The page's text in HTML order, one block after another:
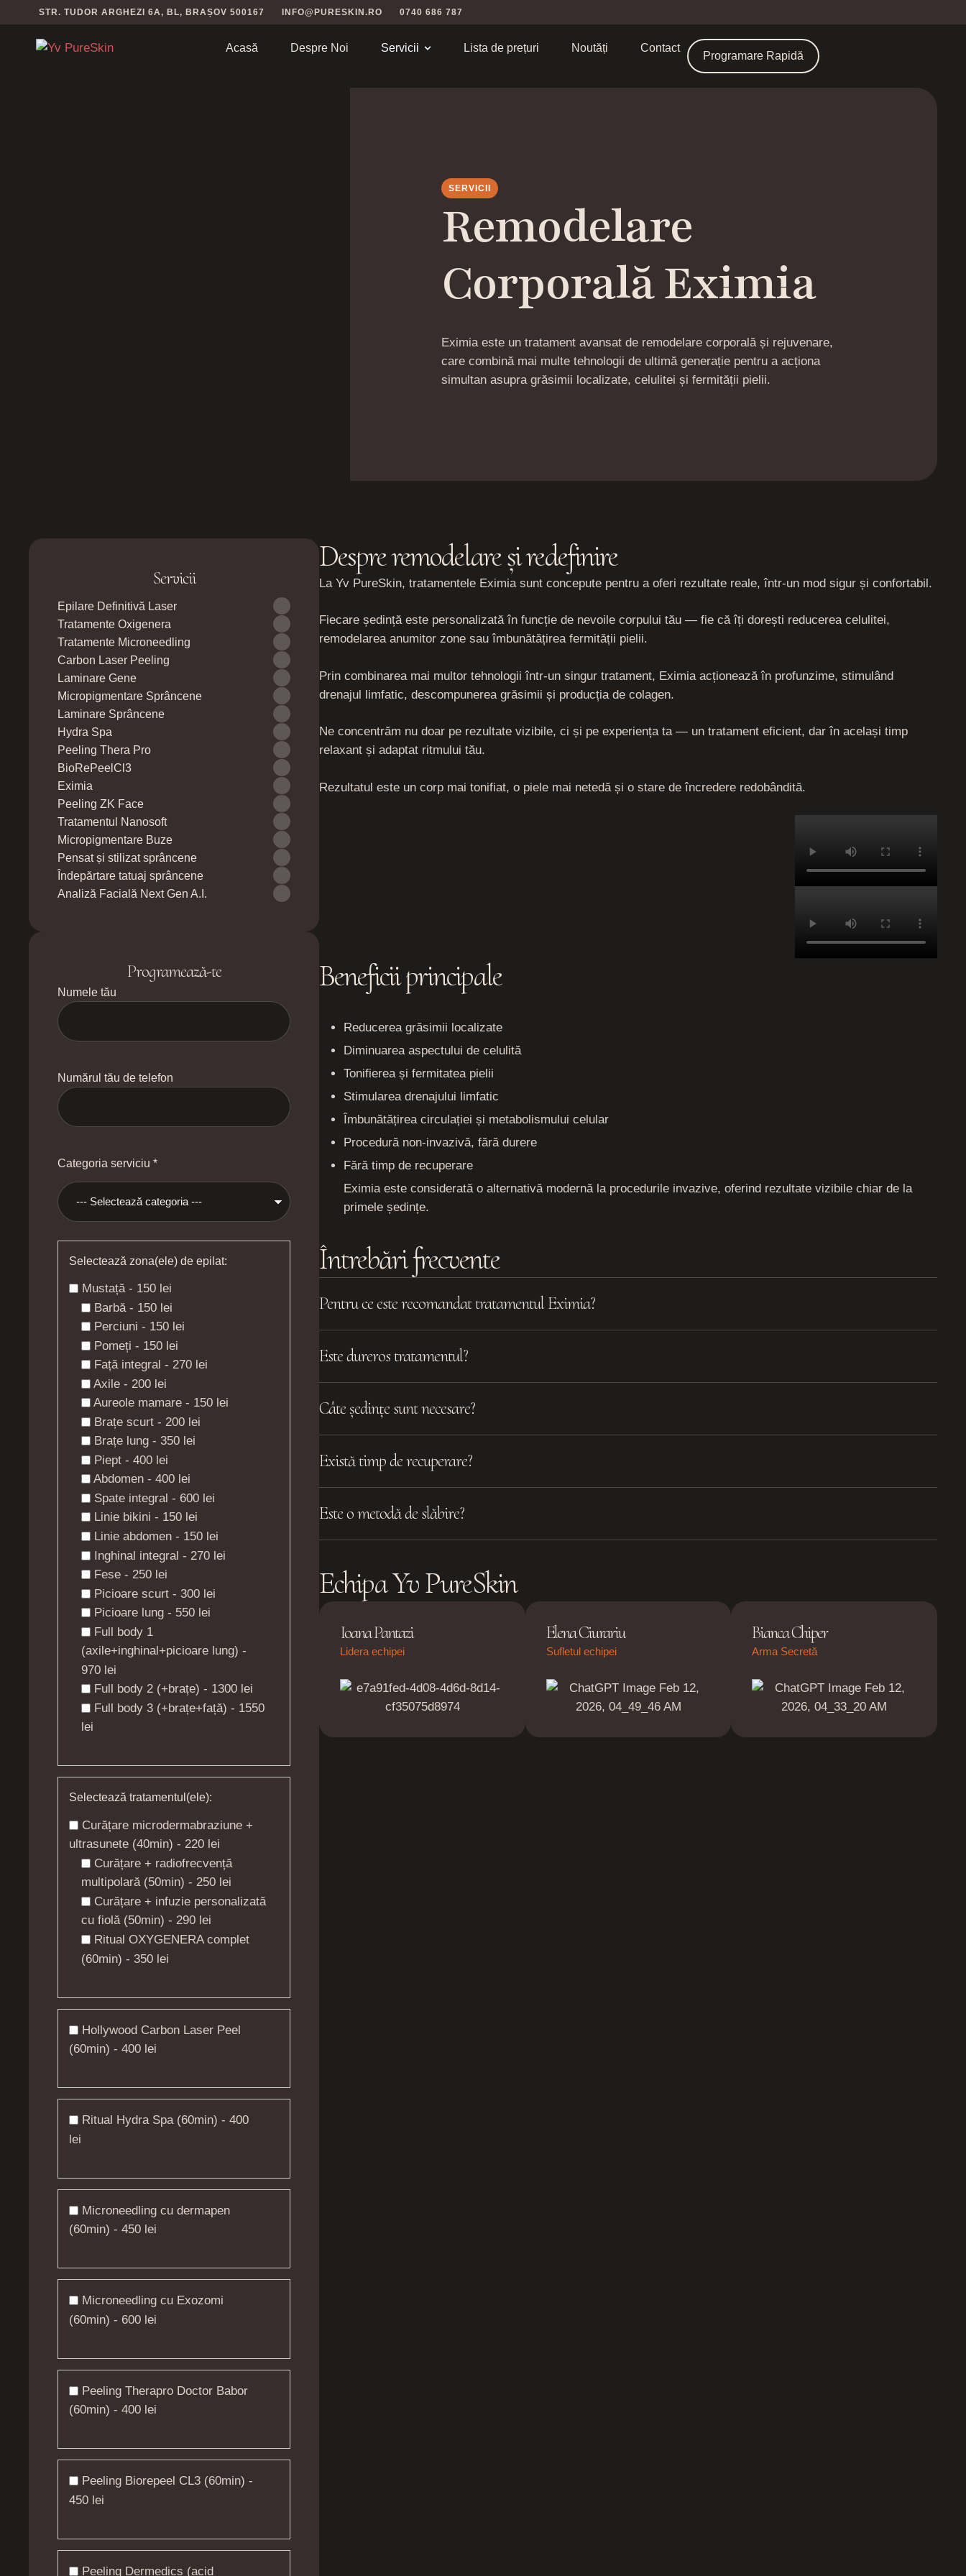
STR. TUDOR ARGHEZI 6A, BL, BRAȘOV 500167 INFO@PURESKIN.RO 0740 686 787
Acasă Despre Noi Servicii Lista de prețuri Noutăți Contact
Programare Rapidă
SERVICII
Remodelare
Corporală Eximia
Eximia este un tratament avansat de remodelare corporală și rejuvenare,
care combină mai multe tehnologii de ultimă generație pentru a acționa
simultan asupra grăsimii localizate, celulitei și fermității pielii.
Servicii
Epilare Definitivă Laser
Tratamente Oxigenera
Tratamente Microneedling
Carbon Laser Peeling
Laminare Gene
Micropigmentare Sprâncene
Laminare Sprâncene
Hydra Spa
Peeling Thera Pro
BioRePeelCl3
Eximia
Peeling ZK Face
Tratamentul Nanosoft
Micropigmentare Buze
Pensat și stilizat sprâncene
Îndepărtare tatuaj sprâncene
Analiză Facială Next Gen A.I.
Programează-te
Numele tău
Numărul tău de telefon
Categoria serviciu *
Selectează zona(ele) de epilat:
Mustață - 150 lei
Barbă - 150 lei
Perciuni - 150 lei
Pomeți - 150 lei
Față integral - 270 lei
Axile - 200 lei
Aureole mamare - 150 lei
Brațe scurt - 200 lei
Brațe lung - 350 lei
Piept - 400 lei
Abdomen - 400 lei
Spate integral - 600 lei
Linie bikini - 150 lei
Linie abdomen - 150 lei
Inghinal integral - 270 lei
Fese - 250 lei
Picioare scurt - 300 lei
Picioare lung - 550 lei
Full body 1
(axile+inghinal+picioare lung) -
970 lei
Full body 2 (+brațe) - 1300 lei
Full body 3 (+brațe+față) - 1550
lei
Selectează tratamentul(ele):
Curățare microdermabraziune +
ultrasunete (40min) - 220 lei
Curățare + radiofrecvență
multipolară (50min) - 250 lei
Curățare + infuzie personalizată
cu fiolă (50min) - 290 lei
Ritual OXYGENERA complet
(60min) - 350 lei
Hollywood Carbon Laser Peel
(60min) - 400 lei
Ritual Hydra Spa (60min) - 400
lei
Microneedling cu dermapen
(60min) - 450 lei
Microneedling cu Exozomi
(60min) - 600 lei
Peeling Therapro Doctor Babor
(60min) - 400 lei
Peeling Biorepeel CL3 (60min) -
450 lei
Peeling Dermedics (acid
Despre remodelare și redefinire
La Yv PureSkin, tratamentele Eximia sunt concepute pentru a oferi rezultate reale, într-un mod sigur și confortabil.
Fiecare ședință este personalizată în funcție de nevoile corpului tău — fie că îți dorești reducerea celulitei,
remodelarea anumitor zone sau îmbunătățirea fermității pielii.
Prin combinarea mai multor tehnologii într-un singur tratament, Eximia acționează în profunzime, stimulând
drenajul limfatic, descompunerea grăsimii și producția de colagen.
Ne concentrăm nu doar pe rezultate vizibile, ci și pe experiența ta — un tratament eficient, dar în același timp
relaxant și adaptat ritmului tău.
Rezultatul este un corp mai tonifiat, o piele mai netedă și o stare de încredere redobândită.
Beneficii principale
Reducerea grăsimii localizate
Diminuarea aspectului de celulită
Tonifierea și fermitatea pielii
Stimularea drenajului limfatic
Îmbunătățirea circulației și metabolismului celular
Procedură non-invazivă, fără durere
Fără timp de recuperare
Eximia este considerată o alternativă modernă la procedurile invazive, oferind rezultate vizibile chiar de la
primele ședințe.
Întrebări frecvente
Pentru ce este recomandat tratamentul Eximia?
Este dureros tratamentul?
Câte ședințe sunt necesare?
Există timp de recuperare?
Este o metodă de slăbire?
Echipa Yv PureSkin
Ioana Pantazi
Lidera echipei
Elena Ciurariu
Sufletul echipei
Bianca Chiper
Arma Secretă